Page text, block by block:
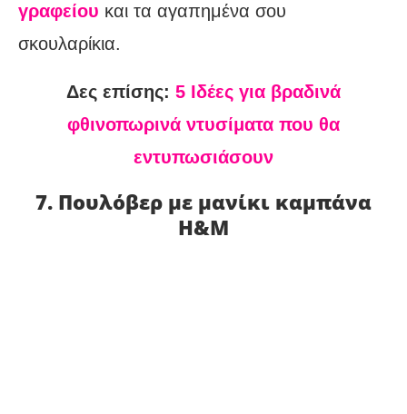
γραφείου και τα αγαπημένα σου
σκουλαρίκια.
Δες επίσης: 5 Ιδέες για βραδινά
φθινοπωρινά ντυσίματα που θα
εντυπωσιάσουν
7. Πουλόβερ με μανίκι καμπάνα
H&M